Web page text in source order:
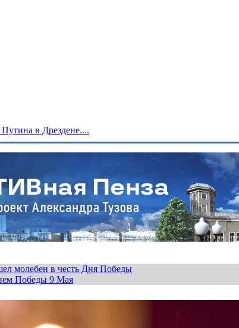
в Дрездене....
молебен в честь Дня Победы
Победы 9 Мая